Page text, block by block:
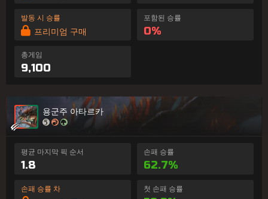
발동 시 승률
프리미엄 구매
포함된 승률
0%
총게임
9,100
용군주 아타르카
평균 마지막 픽 순서
1.8
손패 승률
62.7%
손패 승률 차
첫 손패 승률